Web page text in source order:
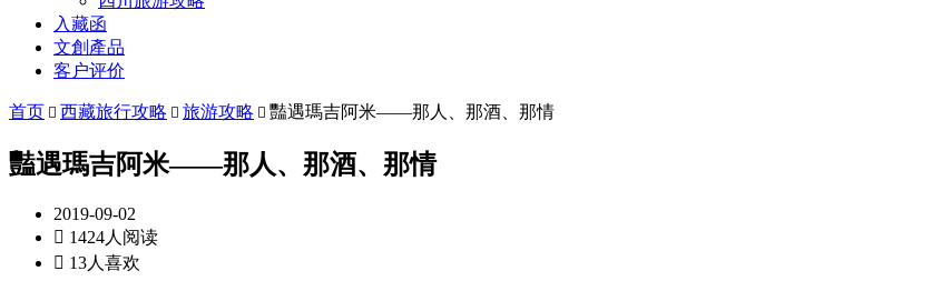
入藏函
文創產品
客户评价
首页  西藏旅行攻略  旅游攻略  豔遇瑪吉阿米——那人、那酒、那情
豔遇瑪吉阿米——那人、那酒、那情
2019-09-02
 1424人阅读
 13人喜欢